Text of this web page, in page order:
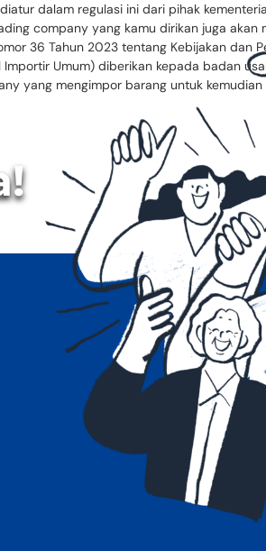
dalam regulasi ini dari pihak
company yang kamu dirikan juga akan
36 Tahun 2023 tentang Kebijakan dan
Umum) diberikan kepada badan
yang mengimpor barang untuk kemudian